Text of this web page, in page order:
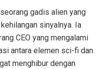
gadis alien yang
sinyalnya. Ia
CEO yang mengalami
antara elemen sci-fi dan
menghibur dengan